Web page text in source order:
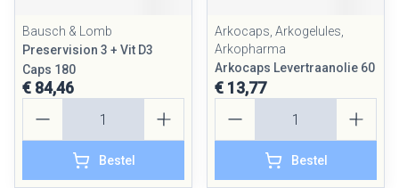
Bausch & Lomb
Preservision 3 + Vit D3
Caps 180
€ 84,46
Bestel
Arkocaps, Arkogelules,
Arkopharma
Arkocaps Levertraanolie 60
€ 13,77
Bestel